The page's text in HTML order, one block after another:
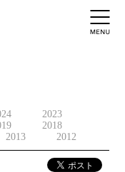
2023
2018
2013 2012